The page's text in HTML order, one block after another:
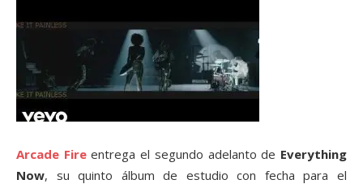
Arcade Fireentrega el segundo adelanto de Everything
Now, su quinto álbum de estudio con fecha para el